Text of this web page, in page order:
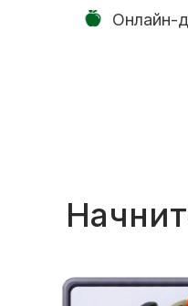
Онлайн-